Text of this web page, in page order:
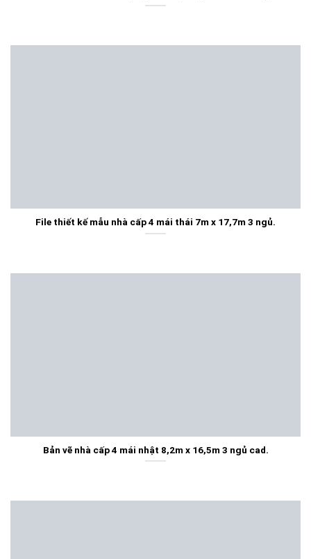
File thiết kế mẫu nhà cấp 4 mái thái 7m x 17,7m 3 ngủ.
Bản vẽ nhà cấp 4 mái nhật 8,2m x 16,5m 3 ngủ cad.